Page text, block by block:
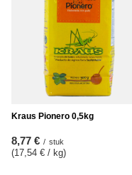
Kraus Pionero 0,5kg
8,77 € / stuk
(17,54 € / kg)